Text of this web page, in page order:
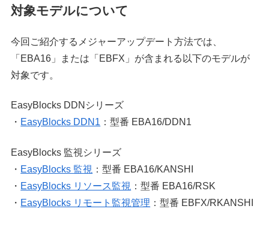
対象モデルについて
今回ご紹介するメジャーアップデート方法では、
「EBA16」または「EBFX」が含まれる以下のモデルが
対象です。
EasyBlocks DDNシリーズ
・ EasyBlocks DDN1 ：型番 EBA16/DDN1
EasyBlocks 監視シリーズ
・ EasyBlocks 監視 ：型番 EBA16/KANSHI
・ EasyBlocks リソース監視 ：型番 EBA16/RSK
・ EasyBlocks リモート監視管理 ：型番 EBFX/RKANSHI